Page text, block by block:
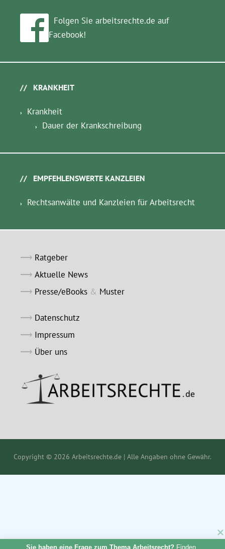
Folgen Sie arbeitsrechte.de auf
Facebook!
KRANKHEIT
Krankheit
Dauer der Krankschreibung
EMPFEHLENSWERTE KANZLEIEN
Rechtsanwälte und Kanzleien für Arbeitsrecht
Ratgeber
Aktuelle News
Presse/eBooks & Muster
Datenschutz
Impressum
Über uns
Copyright © 2026 Arbeitsrechte.de | Alle Angaben ohne Gewähr.
Sie haben eine Frage zum Thema Arbeitsrecht? Finden